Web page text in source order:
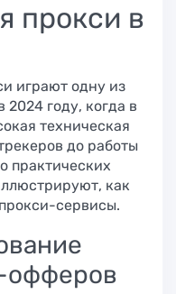
прокси в
играют одну из
году, когда в
техническая
до работы
практических
как
сервисы.
офферов